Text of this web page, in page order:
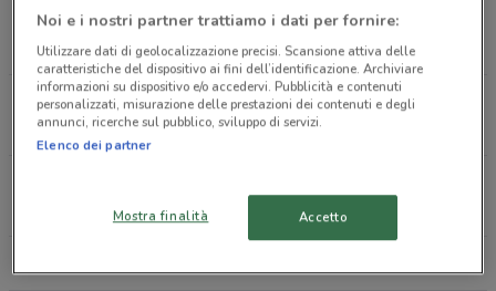
Piazza Dei Cinquecento, 1 Roma
5.2 km
Via Giovanni Conti, 11/25 Roma
6.3 km
CHIUSO
8.3 km
Noi e i nostri partner trattiamo i dati per fornire:
Utilizzare dati di geolocalizzazione precisi. Scansione attiva delle
caratteristiche del dispositivo ai fini dell’identificazione. Archiviare
informazioni su dispositivo e/o accedervi. Pubblicità e contenuti
personalizzati, misurazione delle prestazioni dei contenuti e degli
annunci, ricerche sul pubblico, sviluppo di servizi.
Elenco dei partner
Mostra finalità Accetto